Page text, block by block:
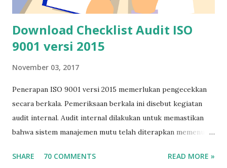
Download Checklist Audit ISO
9001 versi 2015
November 03, 2017
Penerapan ISO 9001 versi 2015 memerlukan pengecekkan
secara berkala. Pemeriksaan berkala ini disebut kegiatan
audit internal. Audit internal dilakukan untuk memastikan
bahwa sistem manajemen mutu telah diterapkan memenuhi
kegiatan audit internal tidak terlalu lama, pelaksanaan audit
SHARE 70 COMMENTS READ MORE »